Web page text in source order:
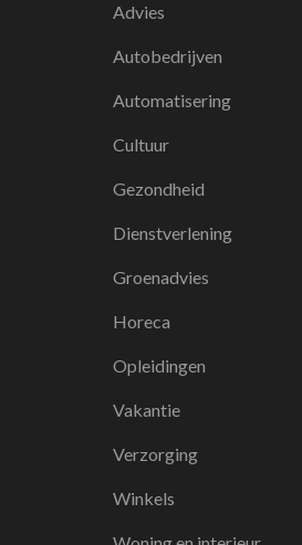
Advies
Autobedrijven
Automatisering
Cultuur
Gezondheid
Dienstverlening
Groenadvies
Horeca
Opleidingen
Vakantie
Verzorging
Winkels